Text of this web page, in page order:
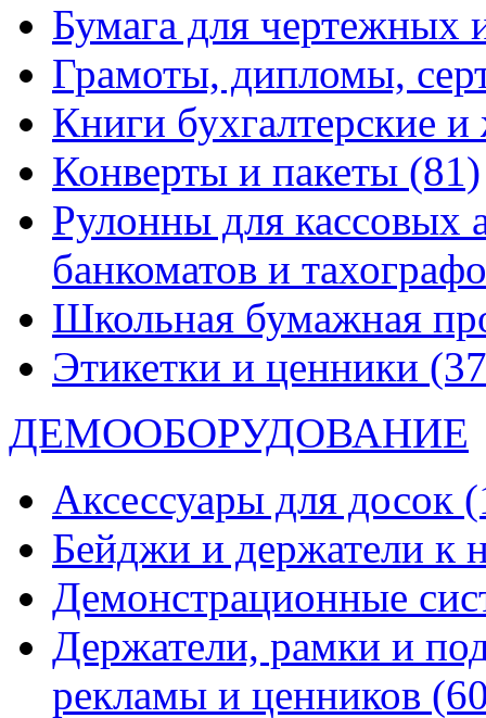
Бумага для чертежных
Грамоты, дипломы,
Книги бухгалтерские
Конверты и пакеты (81)
Рулонны для кассовых
банкоматов и
Школьная бумажная
Этикетки и ценники
ДЕМООБОРУДОВАНИЕ
Аксессуары для досок
Бейджи и держатели к
Демонстрационные
Держатели, рамки и
рекламы и ценников